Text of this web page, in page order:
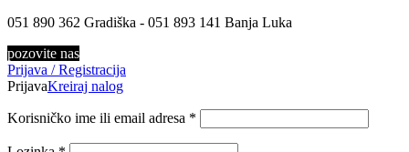
051 890 362 Gradiška - 051 893 141 Banja Luka
pozovite nas
Prijava / Registracija
PrijavaKreiraj nalog
Korisničko ime ili email adresa *